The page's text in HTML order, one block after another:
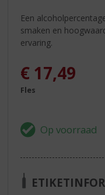
Een
smaken en
ervaring.
€ 17,49
Fles